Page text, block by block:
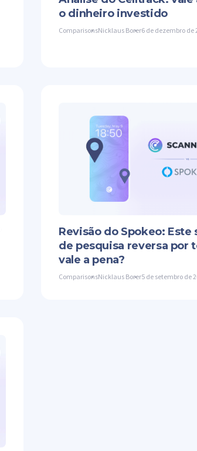
o dinheiro investido
ComparisonsNicklaus Borer6 de dezembro de
Compartilhe este artigo
Revisão do Spokeo: Este
de pesquisa reversa por
vale a pena?
ComparisonsNicklaus Borer5 de setembro de